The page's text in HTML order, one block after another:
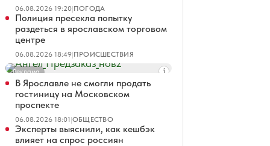
06.08.2026 19:20|ПОГОДА
Полиция пресекла попытку
раздеться в ярославском торговом
центре
06.08.2026 18:49|ПРОИСШЕСТВИЯ
Реклама
В Ярославле не смогли продать
гостиницу на Московском
проспекте
06.08.2026 18:01|ОБЩЕСТВО
Эксперты выяснили, как кешбэк
влияет на спрос россиян